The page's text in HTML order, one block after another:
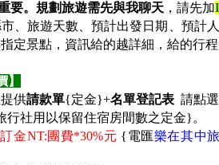
要。規劃旅遊需先與我聊天 ，請先加
、旅遊天數、預計出發日期、預計
定景點，資訊給的越詳細，給的行
】
供請款單{定金}+名單登記表 請點
社用以保留住宿房間數之定金}。
金NT:團費*30%元 {電匯樂在其中